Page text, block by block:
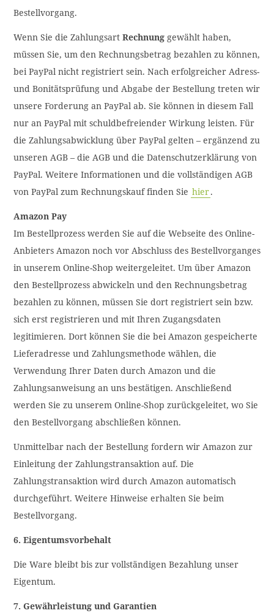
Bestellvorgang.
Wenn Sie die Zahlungsart Rechnung gewählt haben,
müssen Sie, um den Rechnungsbetrag bezahlen zu können,
bei PayPal nicht registriert sein. Nach erfolgreicher Adress-
und Bonitätsprüfung und Abgabe der Bestellung treten wir
unsere Forderung an PayPal ab. Sie können in diesem Fall
nur an PayPal mit schuldbefreiender Wirkung leisten. Für
die Zahlungsabwicklung über PayPal gelten – ergänzend zu
unseren AGB – die AGB und die Datenschutzerklärung von
PayPal. Weitere Informationen und die vollständigen AGB
von PayPal zum Rechnungskauf finden Sie hier.
Amazon Pay
Im Bestellprozess werden Sie auf die Webseite des Online-
Anbieters Amazon noch vor Abschluss des Bestellvorganges
in unserem Online-Shop weitergeleitet. Um über Amazon
den Bestellprozess abwickeln und den Rechnungsbetrag
bezahlen zu können, müssen Sie dort registriert sein bzw.
sich erst registrieren und mit Ihren Zugangsdaten
legitimieren. Dort können Sie die bei Amazon gespeicherte
Lieferadresse und Zahlungsmethode wählen, die
Verwendung Ihrer Daten durch Amazon und die
Zahlungsanweisung an uns bestätigen. Anschließend
werden Sie zu unserem Online-Shop zurückgeleitet, wo Sie
den Bestellvorgang abschließen können.
Unmittelbar nach der Bestellung fordern wir Amazon zur
Einleitung der Zahlungstransaktion auf. Die
Zahlungstransaktion wird durch Amazon automatisch
durchgeführt. Weitere Hinweise erhalten Sie beim
Bestellvorgang.
6. Eigentumsvorbehalt
Die Ware bleibt bis zur vollständigen Bezahlung unser
Eigentum.
7. Gewährleistung und Garantien
u
c
h
: